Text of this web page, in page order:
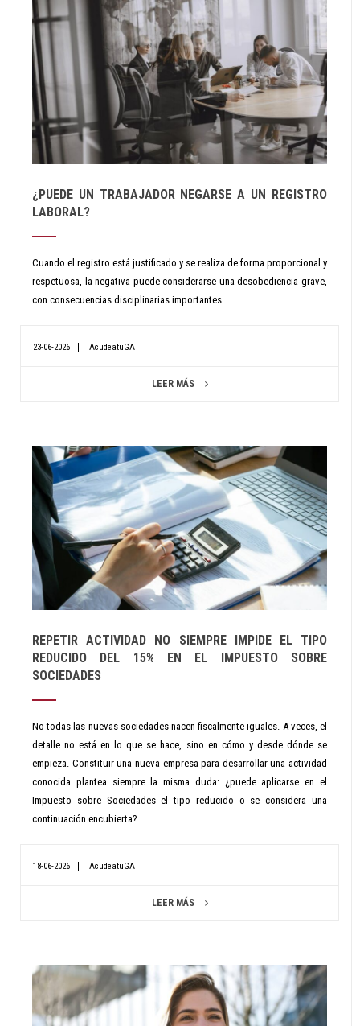
¿PUEDE UN TRABAJADOR NEGARSE A UN REGISTRO
LABORAL?
Cuando el registro está justificado y se realiza de forma proporcional y
respetuosa, la negativa puede considerarse una desobediencia grave,
con consecuencias disciplinarias importantes.
23-06-2026 AcudeatuGA
LEER MÁS
REPETIR ACTIVIDAD NO SIEMPRE IMPIDE EL TIPO
REDUCIDO DEL 15% EN EL IMPUESTO SOBRE
SOCIEDADES
No todas las nuevas sociedades nacen fiscalmente iguales. A veces, el
detalle no está en lo que se hace, sino en cómo y desde dónde se
empieza. Constituir una nueva empresa para desarrollar una actividad
conocida plantea siempre la misma duda: ¿puede aplicarse en el
Impuesto sobre Sociedades el tipo reducido o se considera una
continuación encubierta?
18-06-2026 AcudeatuGA
LEER MÁS